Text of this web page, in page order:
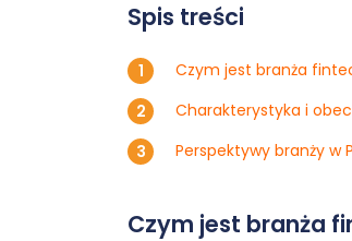
Spis treści
Czym jest branża
Charakterystyka i
Perspektywy branży w
Czym jest branża